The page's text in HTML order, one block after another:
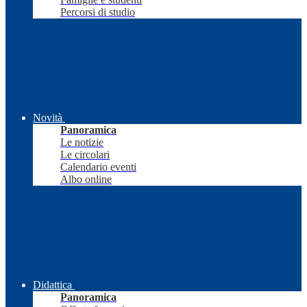
Percorsi di studio
Novità
Panoramica
Le notizie
Le circolari
Calendario eventi
Albo online
Didattica
Panoramica